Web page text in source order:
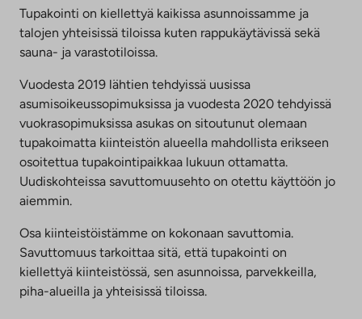
Tupakointi on kiellettyä kaikissa asunnoissamme ja
talojen yhteisissä tiloissa kuten rappukäytävissä sekä
sauna- ja varastotiloissa.
Vuodesta 2019 lähtien tehdyissä uusissa
asumisoikeussopimuksissa ja vuodesta 2020 tehdyissä
vuokrasopimuksissa asukas on sitoutunut olemaan
tupakoimatta kiinteistön alueella mahdollista erikseen
osoitettua tupakointipaikkaa lukuun ottamatta.
Uudiskohteissa savuttomuusehto on otettu käyttöön jo
aiemmin.
Osa kiinteistöistämme on kokonaan savuttomia.
Savuttomuus tarkoittaa sitä, että tupakointi on
kiellettyä kiinteistössä, sen asunnoissa, parvekkeilla,
piha-alueilla ja yhteisissä tiloissa.